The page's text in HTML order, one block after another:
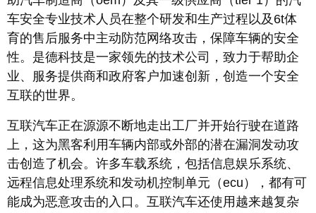
车安全专业技术人员在整个研发和生产过程以及6t体
育的售后服务中主动防范网络攻击，保障车辆的安全
性。是德科技是一家领先的技术公司，致力于帮助企
业、服务提供商和政府客户加速创新，创造一个安全
互联的世界。
互联汽车正在源源不断地走出工厂并开始行驶在道路
上，这为黑客利用车辆内部或外部的潜在漏洞发动攻
击创造了机会。许多车载系统，包括信息娱乐系统、
远程信息处理系统和发动机控制单元（ecu），都有可
能成为恶意攻击的入口。互联汽车还使用越来越复杂
长按识别二维码
进入ofweek阅读全文